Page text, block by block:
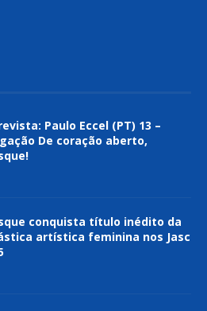
Paulo Eccel (PT) 13 –
De coração aberto,
conquista título inédito da
artística feminina nos Jasc